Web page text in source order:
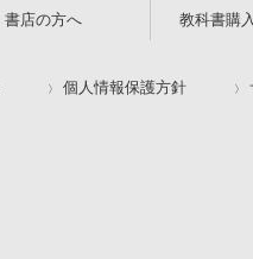
書店の方へ 教科書購
個人情報保護方針